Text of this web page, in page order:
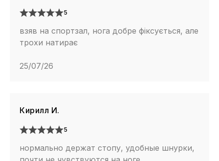
5
взяв на спортзал, нога добре фіксується, але
трохи натирає
25/07/26
Кирилл И.
5
нормально держат стопу, удобные шнурки,